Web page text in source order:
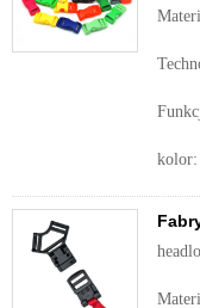
kolor: